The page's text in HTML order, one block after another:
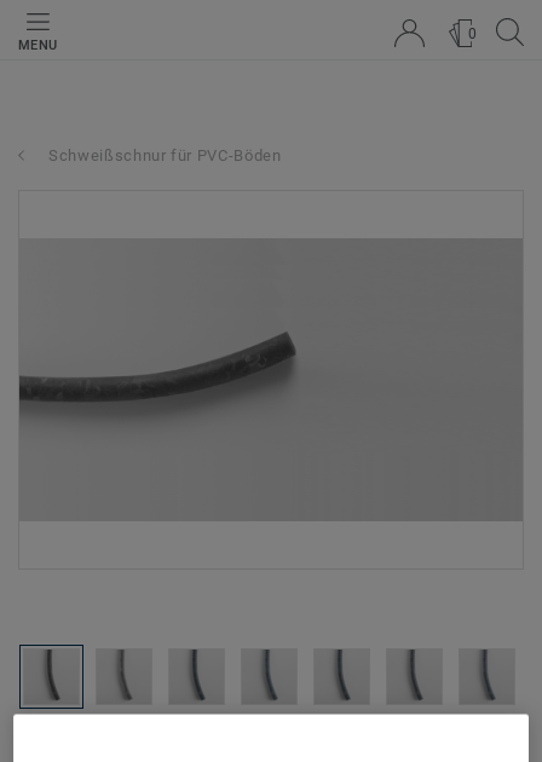
MENU
0
Schweißschnur für PVC-Böden